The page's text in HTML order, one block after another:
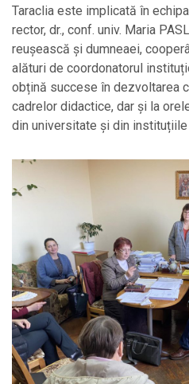
Taraclia este implicată în
rector, dr., conf. univ. Maria
reușească și dumneaei,
alături de coordonatorul
obțină succese în dezvoltarea
cadrelor didactice, dar și la
din universitate și din